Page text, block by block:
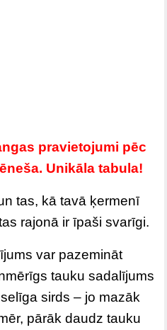
pravietojumi pēc
Unikāla tabula!
tas, kā tavā ķermenī
rajonā ir īpaši svarīgi.
var pazemināt
tauku sadalījums
sirds – jo mazāk
pārāk daudz tauku